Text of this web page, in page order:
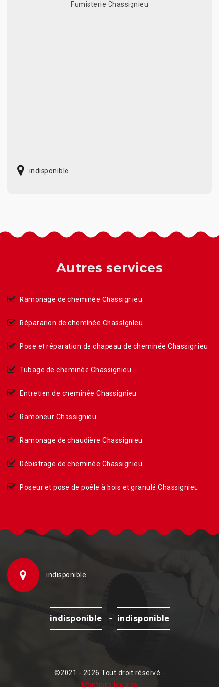
Fumisterie Chassignieu
indisponible
Autres services
Ramonage de cheminée Chassignieu
Réparation de cheminée Chassignieu
Pose et réparation de chapeau de cheminée Chassignieu
Tubage de cheminée Chassignieu
Entretien de cheminée Chassignieu
Ramoneur Chassignieu
Ramonage de chaudière Chassignieu
Débistrage de cheminée Chassignieu
Poseur et pose de poêle à bois et granulé Chassignieu
indisponible
indisponible - indisponible
©2021 - 2026 Tout droit réservé -
Mentions légales